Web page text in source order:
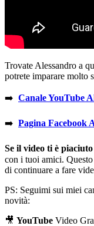
Trovate Alessandro a
potrete imparare molto
➡️ Canale YouTube
➡️ Pagina Facebook
Se il video ti è
con i tuoi amici.
di continuare a fare
PS: Seguimi sui miei
novità:
🎥 YouTube Video